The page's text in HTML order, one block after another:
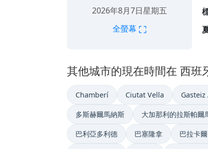
2026年8月7日星期五
全螢幕 ⛶
其他城市的現在時間在 西班
Chamberí Ciutat Vella
多斯赫爾馬納斯 大加那利的拉斯帕爾
巴利亞多利德 巴塞隆拿 巴拉卡